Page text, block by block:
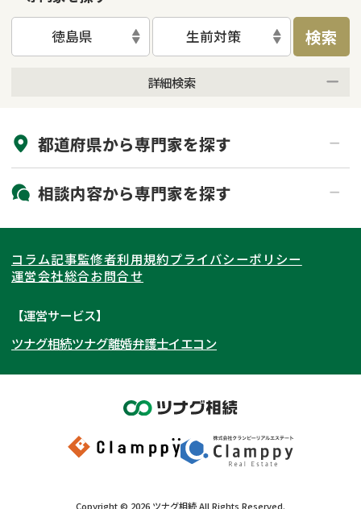
徳島県 生前対策 検索
詳細検索
初回相談無料
土日祝の相談可能
都道府県から専門家を探す
北海道・東北
北海道 青森県
岩手県 宮城県
秋田県
福島県
関東
東京都 神奈川県
埼玉県
茨城県 群馬県
東海
愛知県
岐阜県 山梨県
関西
大阪府 京都府
奈良県
和歌山県
北陸・甲信越
石川県
富山県
岡山県
九州・沖縄
相談内容から専門家を探す
相続登記
遺産分割
相続手続き
家族信託
成年後見・任意後見
相続財産調査
不動産評価(相続不動産)
相続トラブル
コラム記事監修者利用規約プライバシーポリシー
運営会社総合お問合せ
【運営サービス】
ツナグ相続ツナグ離婚弁護士イエコン
Copyright © 2026 ツナグ相続All Rights Reserved.